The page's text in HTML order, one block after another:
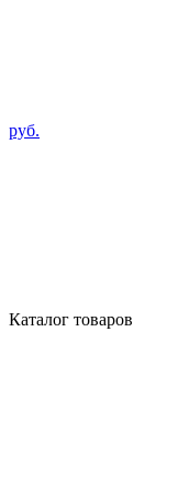
руб.
Каталог товаров